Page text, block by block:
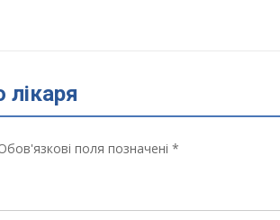
лікаря
поля позначені *